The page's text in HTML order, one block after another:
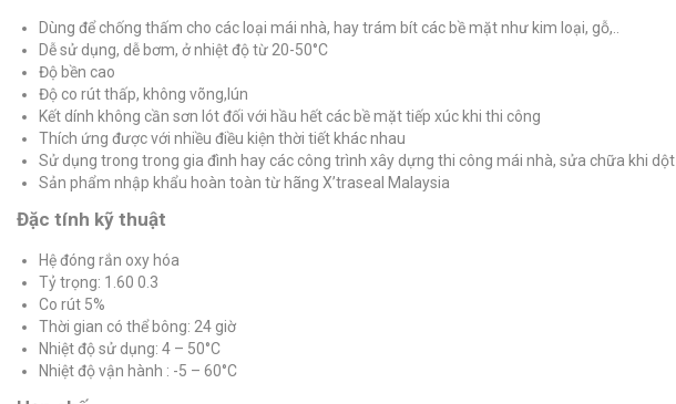
Dùng để chống thấm cho các loại mái nhà, hay trám bít các bề mặt như kim loại, gỗ,..
Dễ sử dụng, dễ bơm, ở nhiệt độ từ 20-50°C
Độ bền cao
Độ co rút thấp, không võng,lún
Kết dính không cần sơn lót đối với hầu hết các bề mặt tiếp xúc khi thi công
Thích ứng được với nhiều điều kiện thời tiết khác nhau
Sử dụng trong trong gia đình hay các công trình xây dựng thi công mái nhà, sửa chữa khi dột
Sản phẩm nhập khẩu hoàn toàn từ hãng X’traseal Malaysia
Đặc tính kỹ thuật
Hệ đóng rắn oxy hóa
Tỷ trọng: 1.60 0.3
Co rút 5%
Thời gian có thể bông: 24 giờ
Nhiệt độ sử dụng: 4 – 50°C
Nhiệt độ vận hành : -5 – 60°C